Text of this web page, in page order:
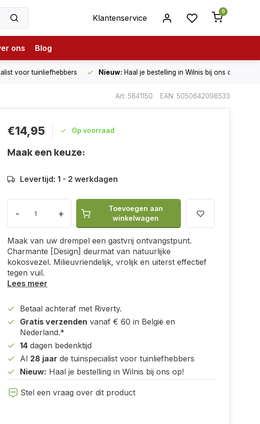
Klantenservice
0
ons Blog
voor tuinliefhebbers Nieuw: Haal je bestelling in Wilnis bij ons op!
Art: 5841150 EAN: 5050642098533
€14,95 Op voorraad
Maak een keuze:
Levertijd: 1 - 2 werkdagen
- +
Toevoegen aan
winkelwagen
Maak van uw drempel een gastvrij ontvangstpunt.
Charmante [Design] deurmat van natuurlijke
kokosvezel. Milieuvriendelijk, vrolijk en uiterst effectief
tegen vuil.
Lees meer
Betaal achteraf met Riverty.
Gratis verzenden vanaf € 60 in België en
Nederland.*
14 dagen bedenktijd
Al 28 jaar de tuinspecialist voor tuinliefhebbers
Nieuw: Haal je bestelling in Wilnis bij ons op!
Stel een vraag over dit product